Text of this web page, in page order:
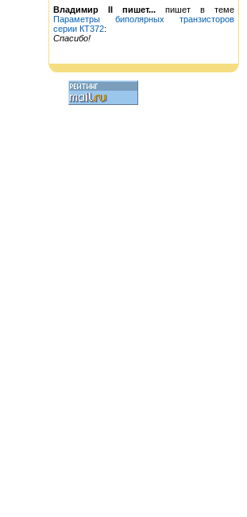
Владимир II пишет... пишет в теме
Параметры биполярных транзисторов
серии КТ372:
Спасибо!